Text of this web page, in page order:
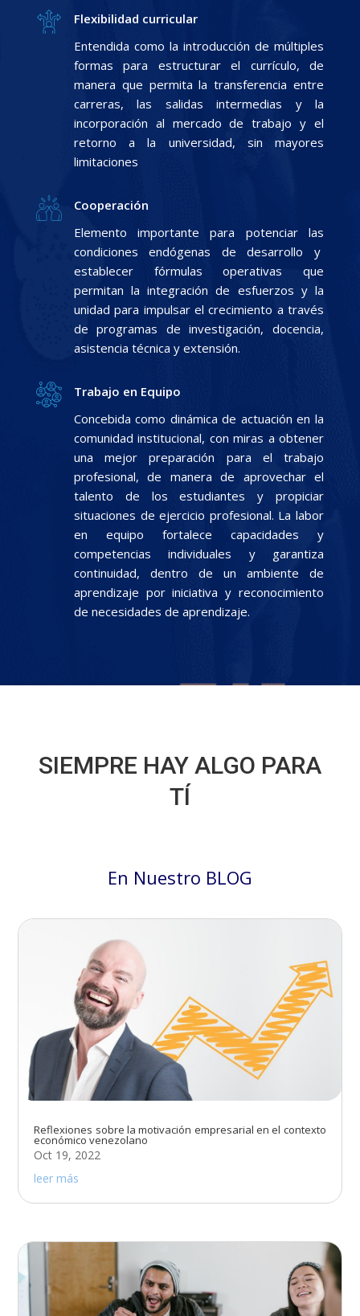
Flexibilidad curricular
Entendida como la introducción de múltiples
formas para estructurar el currículo, de
manera que permita la transferencia entre
carreras, las salidas intermedias y la
incorporación al mercado de trabajo y el
retorno a la universidad, sin mayores
limitaciones
Cooperación
Elemento importante para potenciar las
condiciones endógenas de desarrollo y
establecer fórmulas operativas que
permitan la integración de esfuerzos y la
unidad para impulsar el crecimiento a través
de programas de investigación, docencia,
asistencia técnica y extensión.
Trabajo en Equipo
Concebida como dinámica de actuación en la
comunidad institucional, con miras a obtener
una mejor preparación para el trabajo
profesional, de manera de aprovechar el
talento de los estudiantes y propiciar
situaciones de ejercicio profesional. La labor
en equipo fortalece capacidades y
competencias individuales y garantiza
continuidad, dentro de un ambiente de
aprendizaje por iniciativa y reconocimiento
de necesidades de aprendizaje.
SIEMPRE HAY ALGO PARA
TÍ
En Nuestro BLOG
Reflexiones sobre la motivación empresarial en el contexto
económico venezolano
Oct 19, 2022
leer más